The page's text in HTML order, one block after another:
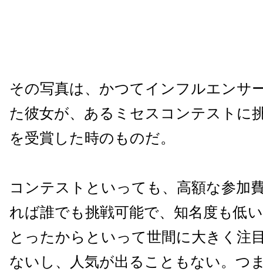
その写真は、かつてインフルエンサ
た彼女が、あるミセスコンテストに
を受賞した時のものだ。
コンテストといっても、高額な参加
れば誰でも挑戦可能で、知名度も低
とったからといって世間に大きく注
ないし、人気が出ることもない。つ